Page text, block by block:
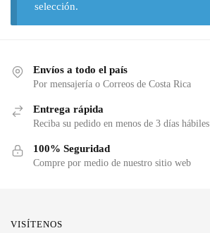
selección.
Envíos a todo el país
Por mensajería o Correos de Costa Rica
Entrega rápida
Reciba su pedido en menos de 3 días hábiles
100% Seguridad
Compre por medio de nuestro sitio web
VISÍTENOS